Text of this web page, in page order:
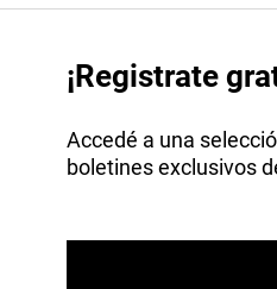
¡Registrate
Accedé a una
boletines exclusivos